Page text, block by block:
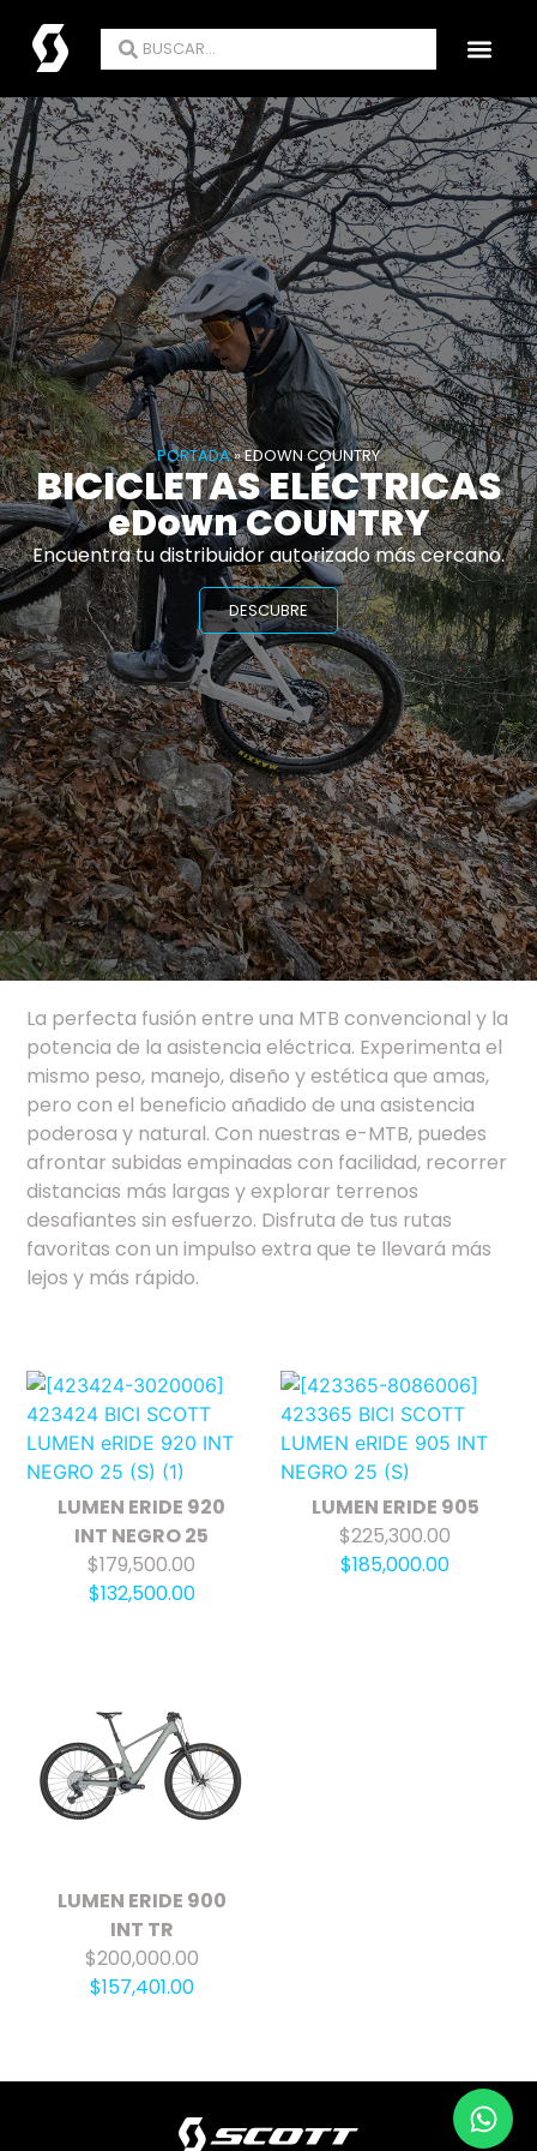
PORTADA»EDOWN COUNTRY
BICICLETAS ELÉCTRICAS
eDown COUNTRY
Encuentra tu distribuidor autorizado más cercano.
DESCUBRE
La perfecta fusión entre una MTB convencional y la
potencia de la asistencia eléctrica. Experimenta el
mismo peso, manejo, diseño y estética que amas,
pero con el beneficio añadido de una asistencia
poderosa y natural. Con nuestras e-MTB, puedes
afrontar subidas empinadas con facilidad, recorrer
distancias más largas y explorar terrenos
desafiantes sin esfuerzo. Disfruta de tus rutas
favoritas con un impulso extra que te llevará más
lejos y más rápido.
LUMEN ERIDE 920
INT NEGRO 25
$179,500.00
$132,500.00
LUMEN ERIDE 905
$225,300.00
$185,000.00
LUMEN ERIDE 900
INT TR
$200,000.00
$157,401.00